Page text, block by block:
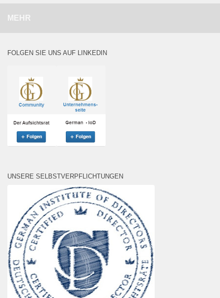
MEHR
FOLGEN SIE UNS AUF LINKEDIN
UNSERE SELBSTVERPFLICHTUNGEN